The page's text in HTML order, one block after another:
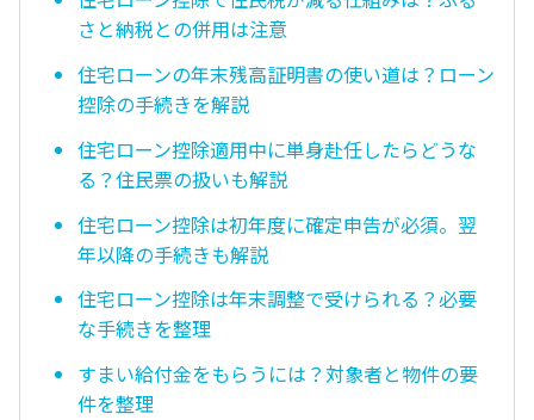
さと納税との併用は注意
住宅ローンの年末残高証明書の使い道は？ローン
控除の手続きを解説
住宅ローン控除適用中に単身赴任したらどうな
る？住民票の扱いも解説
住宅ローン控除は初年度に確定申告が必須。翌
年以降の手続きも解説
住宅ローン控除は年末調整で受けられる？必要
な手続きを整理
すまい給付金をもらうには？対象者と物件の要
件を整理